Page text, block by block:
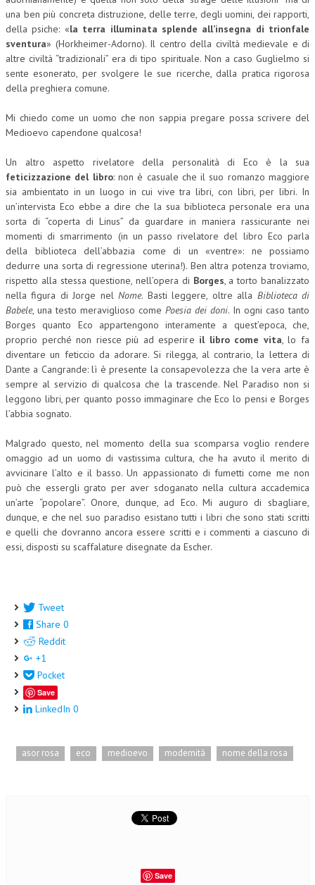
DIRITTO PENALE D’IMPRESA
DIRITTO DEL LAVORO
DIRITTO DEL WEB
DIRITTO DELLE IMPRESE IN CRISI
CRIMINOLOGIA E CRIMINALISTICA
DIRITTO TRIBUTARIO
FISCALITÀ INTERNAZIONALE
TAX RISK MANAGEMENT
CRIMINOLOGIA TRIBUTARIA
CFC E PARADISI FISCALI
TRANSFER PRICING
PRASSI
AMMINISTRATIVA
TRIBUTARIA
EUROPEA
COSTITUZIONALE
CIVILE
TRIBUTARIA
ARCHIVIO EVENTI (FINO AL 2022)
CORSI ENTI TERZI
PUBBLICAZIONI
BOLLETTINO FINANZIAMENTI
DOCUMENTI
una ben più concreta distruzione, delle terre, degli uomini, dei rapporti,
della psiche: «la terra illuminata splende all’insegna di trionfale
sventura» (Horkheimer-Adorno). Il centro della civiltà medievale e di
altre civiltà “tradizionali” era di tipo spirituale. Non a caso Guglielmo si
sente esonerato, per svolgere le sue ricerche, dalla pratica rigorosa
della preghiera comune.
Mi chiedo come un uomo che non sappia pregare possa scrivere del
Medioevo capendone qualcosa!
Un altro aspetto rivelatore della personalità di Eco è la sua
feticizzazione del libro: non è casuale che il suo romanzo maggiore
sia ambientato in un luogo in cui vive tra libri, con libri, per libri. In
un’intervista Eco ebbe a dire che la sua biblioteca personale era una
sorta di “coperta di Linus” da guardare in maniera rassicurante nei
momenti di smarrimento (in un passo rivelatore del libro Eco parla
della biblioteca dell’abbazia come di un «ventre»: ne possiamo
dedurre una sorta di regressione uterina!). Ben altra potenza troviamo,
rispetto alla stessa questione, nell’opera di Borges, a torto banalizzato
nella figura di Jorge nelNome. Basti leggere, oltre alla Biblioteca di
Babele, una testo meraviglioso come Poesia dei doni. In ogni caso tanto
Borges quanto Eco appartengono interamente a quest’epoca, che,
proprio perché non riesce più ad esperire il libro come vita, lo fa
diventare un feticcio da adorare. Si rilegga, al contrario, la lettera di
Dante a Cangrande: lì è presente la consapevolezza che la vera arte è
sempre al servizio di qualcosa che la trascende. Nel Paradiso non si
leggono libri, per quanto posso immaginare che Eco lo pensi e Borges
l’abbia sognato.
Malgrado questo, nel momento della sua scomparsa voglio rendere
omaggio ad un uomo di vastissima cultura, che ha avuto il merito di
avvicinare l’alto e il basso. Un appassionato di fumetti come me non
può che essergli grato per aver sdoganato nella cultura accademica
un’arte “popolare”. Onore, dunque, ad Eco. Mi auguro di sbagliare,
dunque, e che nel suo paradiso esistano tutti i libri che sono stati scritti
e quelli che dovranno ancora essere scritti e i commenti a ciascuno di
essi, disposti su scaffalature disegnate da Escher.
Tweet
Share 0
Reddit
+1
Pocket
Save
LinkedIn 0
asor rosa eco medioevo modernità nome della rosa
Save